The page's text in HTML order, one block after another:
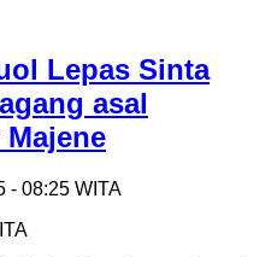
Lepas Sinta
asal
- 08:25 WITA